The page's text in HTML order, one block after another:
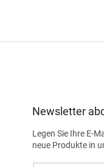
Newsletter
Legen Sie Ihre E-
neue Produkte in